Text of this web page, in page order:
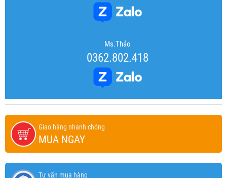
Ms.Thảo
0362.802.418
Giao hàng nhanh chóng
MUA NGAY
Tư vấn mua hàng